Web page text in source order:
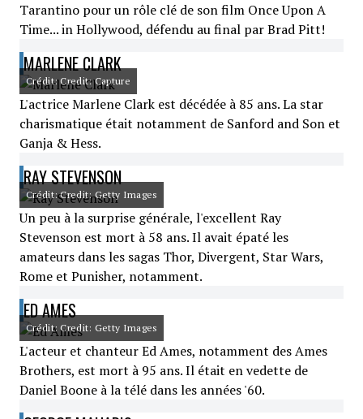
Tarantino pour un rôle clé de son film Once Upon A
Time... in Hollywood, défendu au final par Brad Pitt!
MARLENE CLARK
Crédit: Credit: Capture
L'actrice Marlene Clark est décédée à 85 ans. La star
charismatique était notamment de Sanford and Son et
Ganja & Hess.
RAY STEVENSON
Crédit: Credit: Getty Images
Un peu à la surprise générale, l'excellent Ray
Stevenson est mort à 58 ans. Il avait épaté les
amateurs dans les sagas Thor, Divergent, Star Wars,
Rome et Punisher, notamment.
ED AMES
Crédit: Credit: Getty Images
L'acteur et chanteur Ed Ames, notamment des Ames
Brothers, est mort à 95 ans. Il était en vedette de
Daniel Boone à la télé dans les années '60.